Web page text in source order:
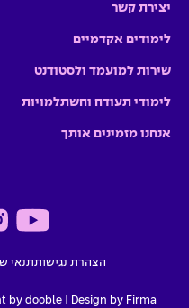
יצירת קשר
לימודים אקדמיים
שירות למועמד ולסטודנט
לימודי תעודה והשתלמויות
אנחנו מזמינים אותך
הצהרת נגישותתנאי
Design by Firma |
by dooble